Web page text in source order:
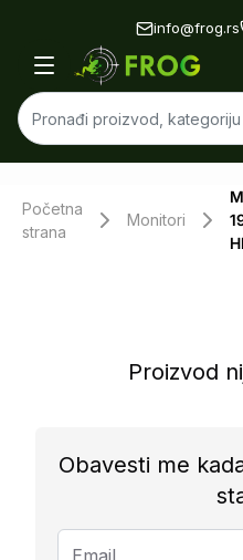
info@frog.rs
Početna
strana
Monitori
Proizvod
Obavesti me